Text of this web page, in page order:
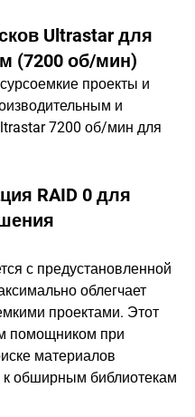
Ultrastar для
(7200 об/мин)
проекты и
и
7200 об/мин для
RAID 0 для
с предустановленной
облегчает
проектами. Этот
помощником при
материалов
к обширным библиотекам